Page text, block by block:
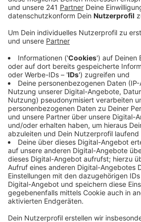
Sie sollen ein Bild zum Thema
größer als Din-A4 und jede
Arbeiten werden anschließend in
Internet ausgestellt. Die
Februar 2023. Die drei besten
prämiert - in den jeweiligen
7-9 Jahre und 10-12 Jahre gibt es
Preis: 1. Preis 3 x 11 €, 2. Preis 2 x
€.
Auf der Rückseite des Bildes muss
Alter, und eine Telefonnummer
angegeben und an die